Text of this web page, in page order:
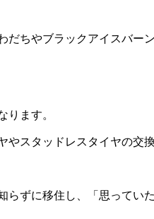
だちやブラックアイスバー
ります。
やスタッドレスタイヤの交
らずに移住し、「思ってい